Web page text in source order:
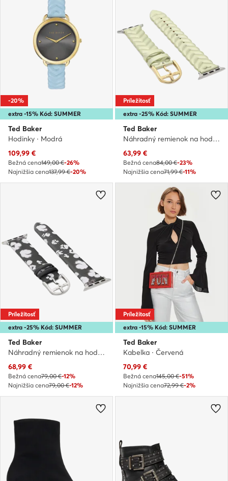
extra -15% Kód: SUMMER
-20%
Ted Baker
Hodinky · Modrá
Aktuálna cena
109,99 €
Bežná cena149,00 €-26%
Najnižšia cena137,99 €-20%
extra -25% Kód: SUMMER
Príležitosť
Ted Baker
Náhradný remienok na hodinky Apple Watch · Zlatá
Aktuálna cena
63,99 €
Bežná cena84,00 €-23%
Najnižšia cena71,99 €-11%
extra -25% Kód: SUMMER
Príležitosť
Ted Baker
Náhradný remienok na hodinky Apple Watch · Čierna
Aktuálna cena
68,99 €
Bežná cena79,00 €-12%
Najnižšia cena79,00 €-12%
extra -15% Kód: SUMMER
Príležitosť
Ted Baker
Kabelka · Červená
Aktuálna cena
70,99 €
Bežná cena145,00 €-51%
Najnižšia cena72,99 €-2%